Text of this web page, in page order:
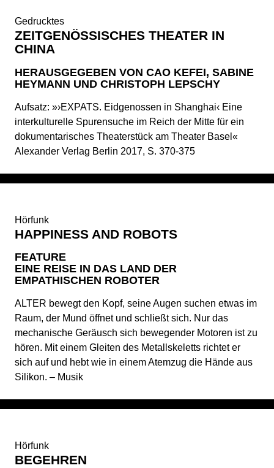
Gedrucktes
ZEITGENÖSSISCHES THEATER IN
CHINA
HERAUSGEGEBEN VON CAO KEFEI, SABINE
HEYMANN UND CHRISTOPH LEPSCHY
Aufsatz: »›EXPATS. Eidgenossen in Shanghai‹ Eine
interkulturelle Spurensuche im Reich der Mitte für ein
dokumentarisches Theaterstück am Theater Basel«
Alexander Verlag Berlin 2017, S. 370-375
Hörfunk
HAPPINESS AND ROBOTS
FEATURE
EINE REISE IN DAS LAND DER
EMPATHISCHEN ROBOTER
ALTER bewegt den Kopf, seine Augen suchen etwas im
Raum, der Mund öffnet und schließt sich. Nur das
mechanische Geräusch sich bewegender Motoren ist zu
hören. Mit einem Gleiten des Metallskeletts richtet er
sich auf und hebt wie in einem Atemzug die Hände aus
Silikon. – Musik
Hörfunk
BEGEHREN